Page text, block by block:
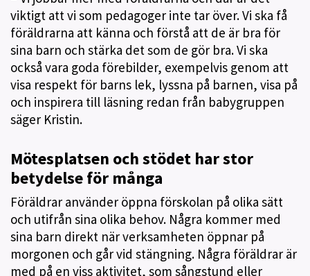
viktigt att vi som pedagoger inte tar över. Vi ska få
föräldrarna att känna och förstå att de är bra för
sina barn och stärka det som de gör bra. Vi ska
också vara goda förebilder, exempelvis genom att
visa respekt för barns lek, lyssna på barnen, visa på
och inspirera till läsning redan från babygruppen
säger Kristin.
Mötesplatsen och stödet har stor
betydelse för många
Föräldrar använder öppna förskolan på olika sätt
och utifrån sina olika behov. Några kommer med
sina barn direkt när verksamheten öppnar på
morgonen och går vid stängning. Några föräldrar är
med på en viss aktivitet, som sångstund eller